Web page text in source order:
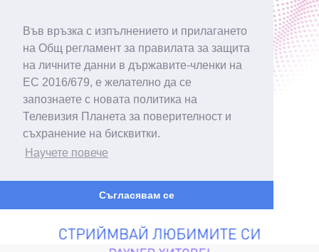
Във връзка с изпълнението и прилагането
на Общ регламент за правилата за защита
на личните данни в държавите-членки на
ЕС 2016/679, е желателно да се
запознаете с новата политика на
Телевизия Планета за поверителност и
съхранение на бисквитки.
Научете повече
Съгласявам се